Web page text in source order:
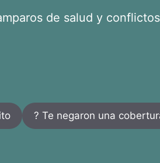
de salud y
? Te negaron una